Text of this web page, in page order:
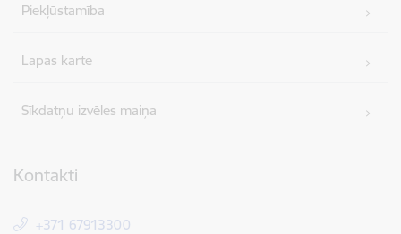
Piekļūstamība
Lapas karte
Sīkdatņu izvēles maiņa
Kontakti
+371 67913300